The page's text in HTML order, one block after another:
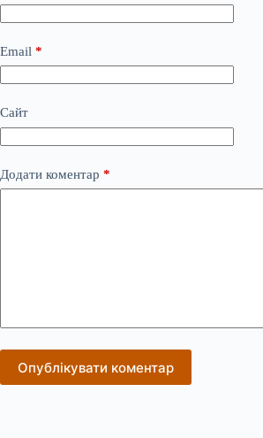
Email *
Сайт
Додати коментар *
Опублікувати коментар